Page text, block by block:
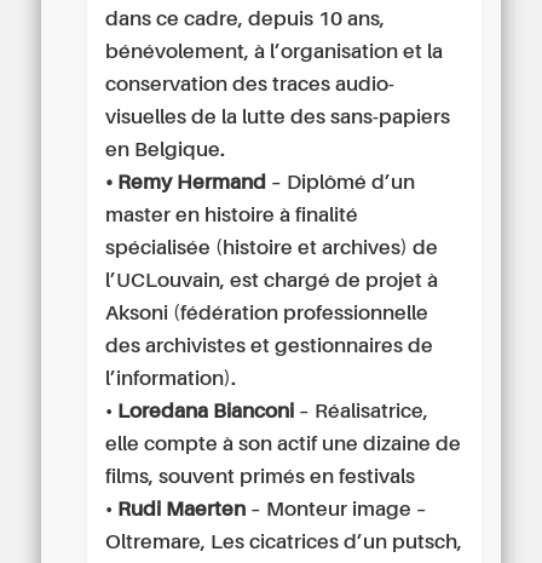
dans ce cadre, depuis 10 ans,
bénévolement, à l’organisation et la
conservation des traces audio-
visuelles de la lutte des sans-papiers
en Belgique.
• Remy Hermand – Diplômé d’un
master en histoire à finalité
spécialisée (histoire et archives) de
l’UCLouvain, est chargé de projet à
Aksoni (fédération professionnelle
des archivistes et gestionnaires de
l’information).
• Loredana Bianconi – Réalisatrice,
elle compte à son actif une dizaine de
films, souvent primés en festivals
• Rudi Maerten – Monteur image –
Oltremare, Les cicatrices d’un putsch,